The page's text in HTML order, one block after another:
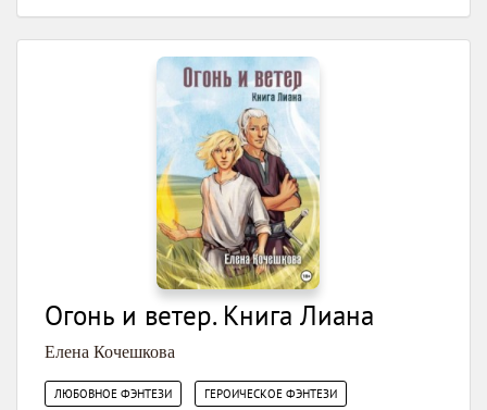
Огонь и ветер. Книга Лиана
Елена Кочешкова
ЛЮБОВНОЕ ФЭНТЕЗИ ГЕРОИЧЕСКОЕ ФЭНТЕЗИ